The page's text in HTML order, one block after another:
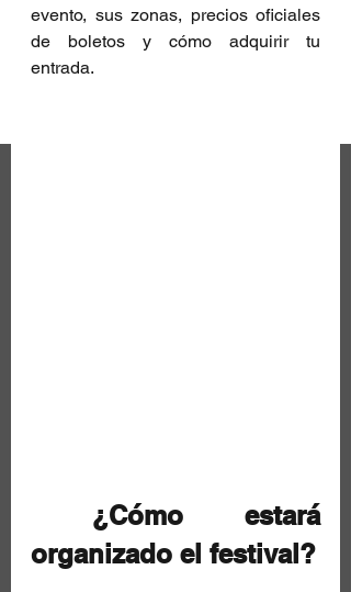
evento, sus zonas, precios oficiales
de boletos y cómo adquirir tu
entrada.
organizado el festival?